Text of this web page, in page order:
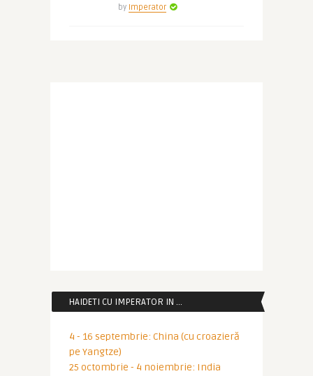
by Imperator
HAIDETI CU IMPERATOR IN …
4 - 16 septembrie: China (cu croazieră
pe Yangtze)
25 octombrie - 4 noiembrie: India